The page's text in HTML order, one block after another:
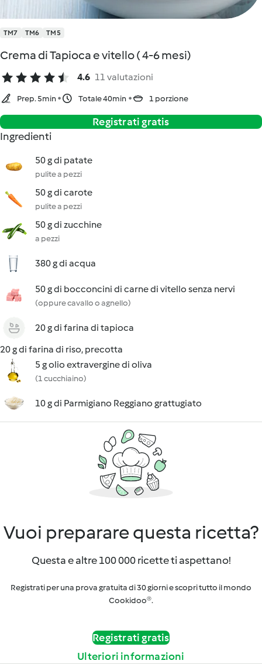
TM7 TM6 TM5
Crema di Tapioca e vitello ( 4-6 mesi)
4.6 11 valutazioni
Prep. 5min Totale 40min 1 porzione
Registrati gratis
Ingredienti
50 g di patate
pulite a pezzi
50 g di carote
pulite a pezzi
50 g di zucchine
a pezzi
380 g di acqua
50 g di bocconcini di carne di vitello senza nervi
(oppure cavallo o agnello)
20 g di farina di tapioca
20 g di farina di riso, precotta
5 g olio extravergine di oliva
(1 cucchiaino)
10 g di Parmigiano Reggiano grattugiato
Vuoi preparare questa ricetta?
Questa e altre 100 000 ricette ti aspettano!
Registrati per una prova gratuita di 30 giorni e scopri tutto il mondo
Cookidoo®.
Registrati gratis
Ulteriori informazioni